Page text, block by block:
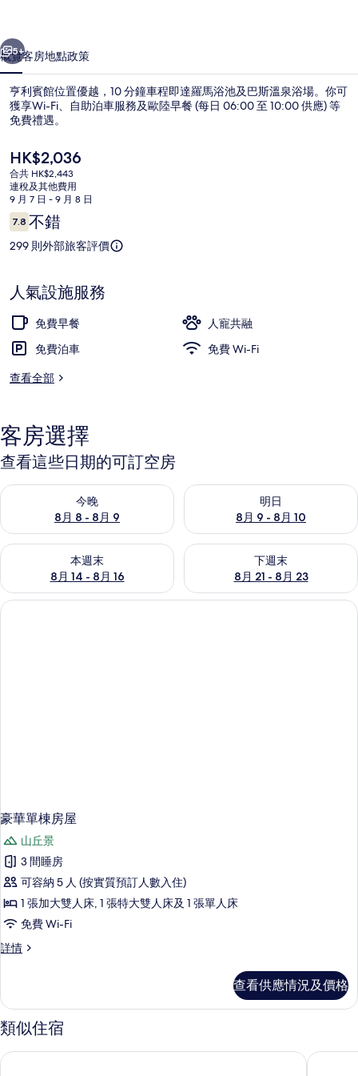
個
5+
概覽客房地點政策
亨利賓館位置優越，10 分鐘車程即達羅馬浴池及巴斯溫泉浴場。你可
獲享Wi-Fi、自助泊車服務及歐陸早餐 (每日 06:00 至 10:00 供應) 等
免費禮遇。
現
價
HK$2,036
HK$2,036
合共 HK$2,443
連稅及其他費用
9 月 7 日 - 9 月 8 日
評
價
7.87.8 分，滿分 10 分，
不錯
299 則外部旅客評價
人氣設施服務
免費早餐
人寵共融
免費泊車
免費 Wi-Fi
查看全部
客房選擇
查看這些日期的可訂空房
今晚
8月 8 - 8月 9
查看今晚 8月 8 - 8月 9的可訂空房
明日
8月 9 - 8月 10
查看明日 8月 9 - 8月 10的可訂
本週末
8月 14 - 8月 16
查看本週末 8月 14 - 8月 16的可訂空房
下週末
8月 21 - 8月 23
查看下週末 8月 21 - 8月 23的
豪華單棟房屋
山丘景
3 間睡房
可容納 5 人 (按實質預訂人數入住)
1 張加大雙人床, 1 張特大雙人床及 1 張單人床
免費 Wi-Fi
詳情
豪
房
屋
詳
查看供應情況及價格
類似住宿
巴斯希爾頓歡朋酒店 巴斯快